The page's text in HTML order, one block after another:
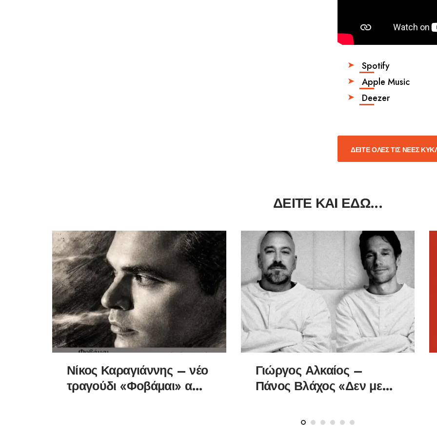
Spotify
Apple Music
Deezer
ΔΕΙΤΕ ΟΛΕΣ ΤΙΣ ΝΕΕΣ
ΔΕΙΤΕ ΚΑI ΕΔΩ...
Νίκος Καραγιάννης – νέο
τραγούδι «Φοβάμαι» από
Γιώργος Αλκαίος –
Πάνος Βλάχος «Δεν με